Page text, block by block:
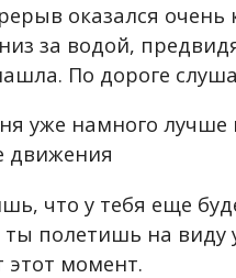
оказался очень
за водой,
По дороге
уже намного лучше
движения
что у тебя еще
ты полетишь на виду
момент.